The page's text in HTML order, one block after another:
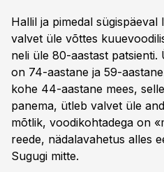
Hallil ja pimedal sügispäeval
valvet üle võttes
neli üle 80-aastast patsienti.
on 74-aastane ja 59-
kohe 44-aastane mees,
panema, ütleb valvet üle
mõtlik, voodikohtadega on
reede, nädalavahetus alles
Sugugi mitte.